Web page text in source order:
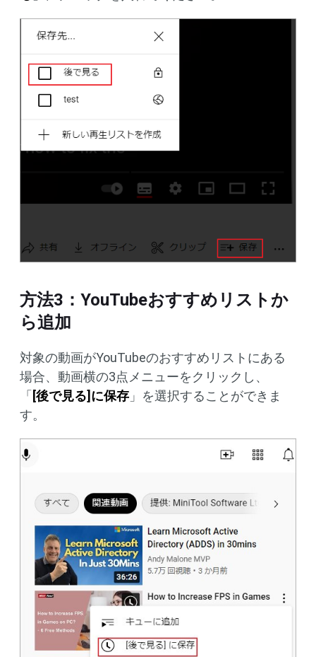
方法3：YouTubeおすすめリストか
ら追加
対象の動画がYouTubeのおすすめリストにある
場合、動画横の3点メニューをクリックし、
「[後で見る]に保存 」を選択することができま
す。